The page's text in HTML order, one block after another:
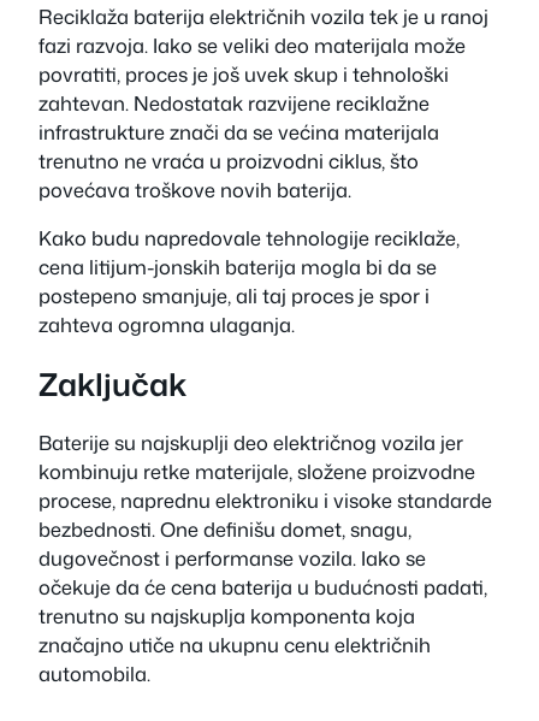
Reciklaža baterija električnih vozila tek je u ranoj
fazi razvoja. Iako se veliki deo materijala može
povratiti, proces je još uvek skup i tehnološki
zahtevan. Nedostatak razvijene reciklažne
infrastrukture znači da se većina materijala
trenutno ne vraća u proizvodni ciklus, što
povećava troškove novih baterija.
Kako budu napredovale tehnologije reciklaže,
cena litijum-jonskih baterija mogla bi da se
postepeno smanjuje, ali taj proces je spor i
zahteva ogromna ulaganja.
Zaključak
Baterije su najskuplji deo električnog vozila jer
kombinuju retke materijale, složene proizvodne
procese, naprednu elektroniku i visoke standarde
bezbednosti. One definišu domet, snagu,
dugovečnost i performanse vozila. Iako se
očekuje da će cena baterija u budućnosti padati,
trenutno su najskuplja komponenta koja
značajno utiče na ukupnu cenu električnih
automobila.